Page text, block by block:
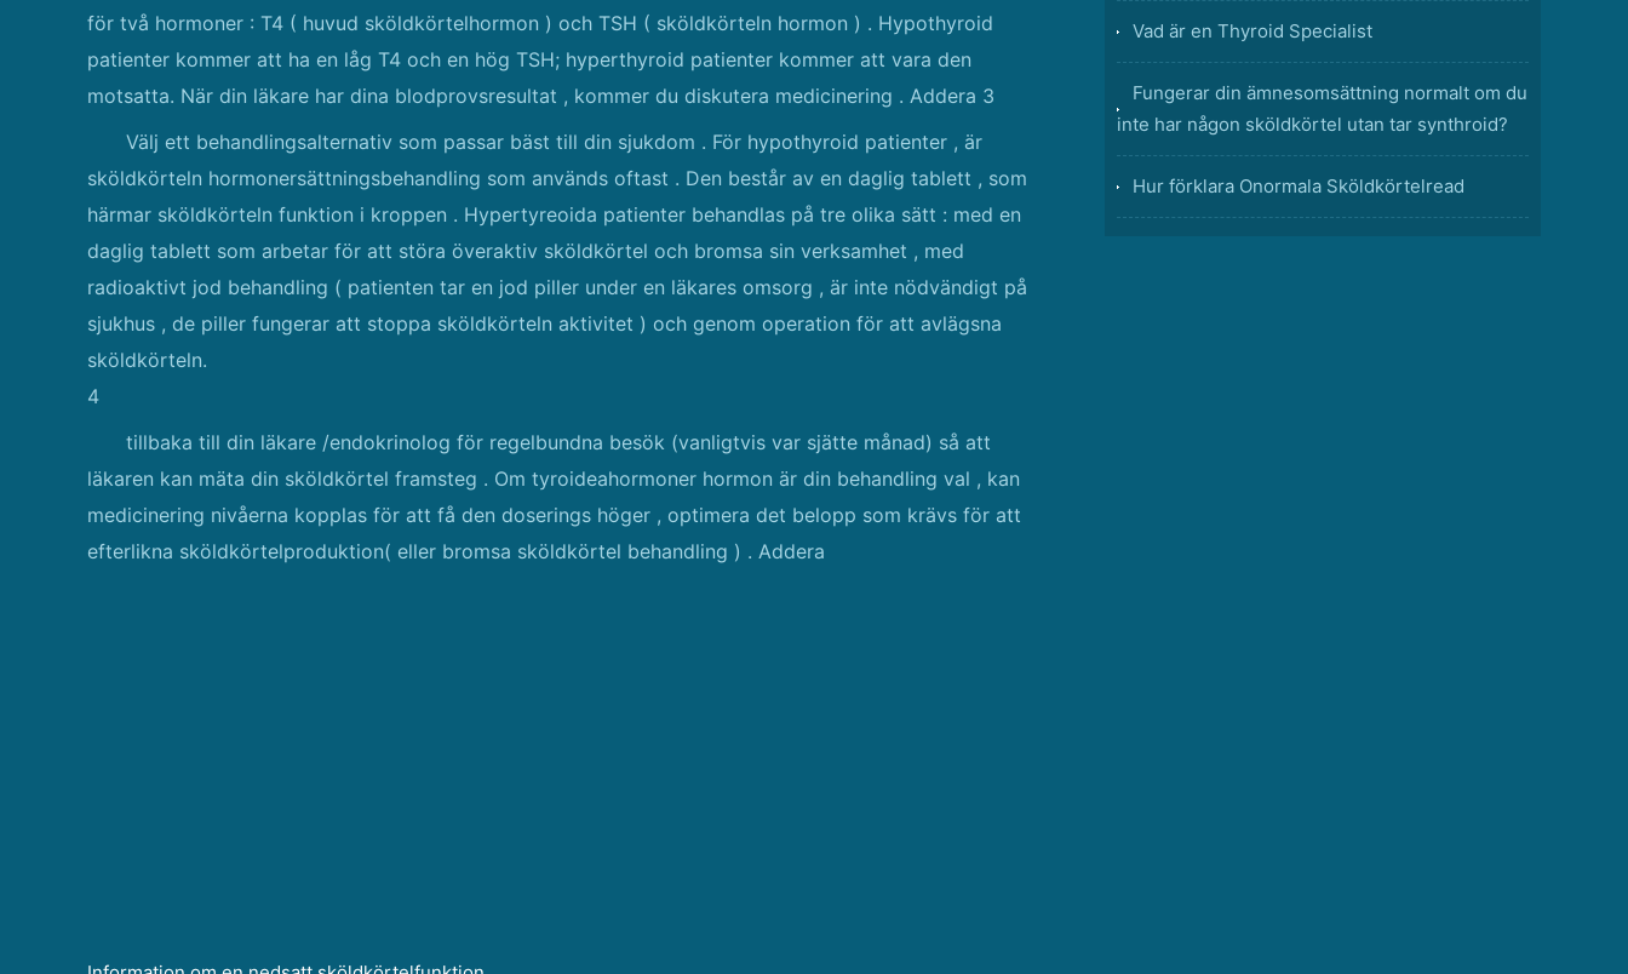
för två hormoner : T4 ( huvud sköldkörtelhormon ) och TSH ( sköldkörteln hormon ) . Hypothyroid
patienter kommer att ha en låg T4 och en hög TSH; hyperthyroid patienter kommer att vara den
motsatta. När din läkare har dina blodprovsresultat , kommer du diskutera medicinering . Addera 3
Välj ett behandlingsalternativ som passar bäst till din sjukdom . För hypothyroid patienter , är
sköldkörteln hormonersättningsbehandling som används oftast . Den består av en daglig tablett , som
härmar sköldkörteln funktion i kroppen . Hypertyreoida patienter behandlas på tre olika sätt : med en
daglig tablett som arbetar för att störa överaktiv sköldkörtel och bromsa sin verksamhet , med
radioaktivt jod behandling ( patienten tar en jod piller under en läkares omsorg , är inte nödvändigt på
sjukhus , de piller fungerar att stoppa sköldkörteln aktivitet ) och genom operation för att avlägsna
sköldkörteln.
4
tillbaka till din läkare /endokrinolog för regelbundna besök (vanligtvis var sjätte månad) så att
läkaren kan mäta din sköldkörtel framsteg . Om tyroideahormoner hormon är din behandling val , kan
medicinering nivåerna kopplas för att få den doserings höger , optimera det belopp som krävs för att
efterlikna sköldkörtelproduktion( eller bromsa sköldkörtel behandling ) . Addera
Vad är en Thyroid Specialist
Fungerar din ämnesomsättning normalt om du
inte har någon sköldkörtel utan tar synthroid?
Hur förklara Onormala Sköldkörtelread